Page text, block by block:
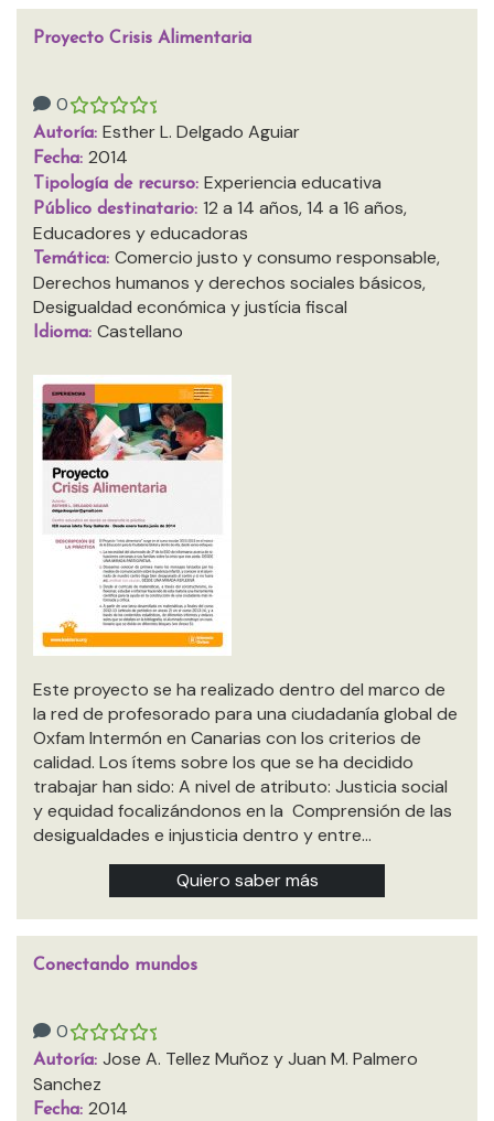
Proyecto Crisis Alimentaria
0
Autoría: Esther L. Delgado Aguiar
Fecha: 2014
Tipología de recurso: Experiencia educativa
Público destinatario: 12 a 14 años, 14 a 16 años,
Educadores y educadoras
Temática: Comercio justo y consumo responsable,
Derechos humanos y derechos sociales básicos,
Desigualdad económica y justícia fiscal
Idioma: Castellano
Este proyecto se ha realizado dentro del marco de
la red de profesorado para una ciudadanía global de
Oxfam Intermón en Canarias con los criterios de
calidad. Los ítems sobre los que se ha decidido
trabajar han sido: A nivel de atributo: Justicia social
y equidad focalizándonos en la Comprensión de las
desigualdades e injusticia dentro y entre…
Quiero saber más
Conectando mundos
0
Autoría: Jose A. Tellez Muñoz y Juan M. Palmero
Sanchez
Fecha: 2014